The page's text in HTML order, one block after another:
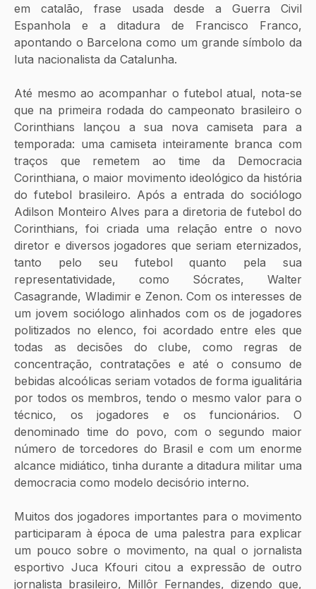
em catalão, frase usada desde a Guerra Civil
Espanhola e a ditadura de Francisco Franco,
apontando o Barcelona como um grande símbolo da
luta nacionalista da Catalunha.
Até mesmo ao acompanhar o futebol atual, nota-se
que na primeira rodada do campeonato brasileiro o
Corinthians lançou a sua nova camiseta para a
temporada: uma camiseta inteiramente branca com
traços que remetem ao time da Democracia
Corinthiana, o maior movimento ideológico da história
do futebol brasileiro. Após a entrada do sociólogo
Adilson Monteiro Alves para a diretoria de futebol do
Corinthians, foi criada uma relação entre o novo
diretor e diversos jogadores que seriam eternizados,
tanto pelo seu futebol quanto pela sua
representatividade, como Sócrates, Walter
Casagrande, Wladimir e Zenon. Com os interesses de
um jovem sociólogo alinhados com os de jogadores
politizados no elenco, foi acordado entre eles que
todas as decisões do clube, como regras de
concentração, contratações e até o consumo de
bebidas alcoólicas seriam votados de forma igualitária
por todos os membros, tendo o mesmo valor para o
técnico, os jogadores e os funcionários. O
denominado time do povo, com o segundo maior
número de torcedores do Brasil e com um enorme
alcance midiático, tinha durante a ditadura militar uma
democracia como modelo decisório interno.
Muitos dos jogadores importantes para o movimento
participaram à época de uma palestra para explicar
um pouco sobre o movimento, na qual o jornalista
esportivo Juca Kfouri citou a expressão de outro
jornalista brasileiro, Millôr Fernandes, dizendo que,